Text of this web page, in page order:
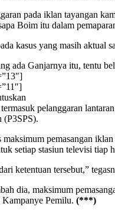
pada iklan tayangan
Boim itu dalam
kasus yang masih aktual
ada Ganjarnya itu, tentu
pelanggaran
(P3SPS).
pemasangan
setiap stasiun televisi tiap
ketentuan tersebut,”
dia, maksimum
Kampanye Pemilu. (***)